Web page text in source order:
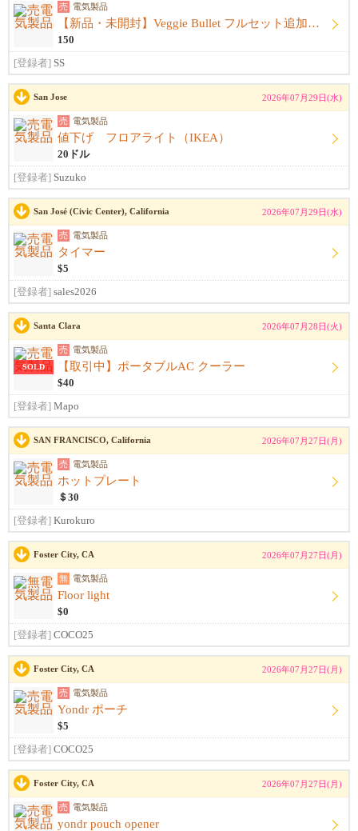
売 電気製品
【新品・未開封】Veggie Bullet フルセット追加ブレード4種＋ブレンダー付
150
[登録者] SS
San Jose 2026年07月29日(水)
売 電気製品
値下げ フロアライト（IKEA）
20ドル
[登録者] Suzuko
San José (Civic Center), California 2026年07月29日(水)
売 電気製品
タイマー
$5
[登録者] sales2026
Santa Clara 2026年07月28日(火)
SOLD
売 電気製品
【取引中】ポータブルAC クーラー
$40
[登録者] Mapo
SAN FRANCISCO, California 2026年07月27日(月)
売 電気製品
ホットプレート
＄30
[登録者] Kurokuro
Foster City, CA 2026年07月27日(月)
無 電気製品
Floor light
$0
[登録者] COCO25
Foster City, CA 2026年07月27日(月)
売 電気製品
Yondr ポーチ
$5
[登録者] COCO25
Foster City, CA 2026年07月27日(月)
売 電気製品
yondr pouch opener